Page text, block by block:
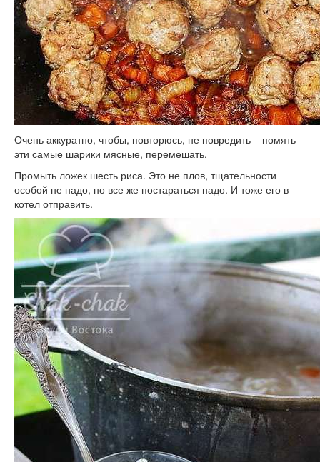
Очень аккуратно, чтобы, повторюсь, не повредить – помять
эти самые шарики мясные, перемешать.
Промыть ложек шесть риса. Это не плов, тщательности
особой не надо, но все же постараться надо. И тоже его в
котел отправить.